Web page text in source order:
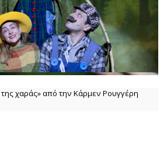
της χαράς» από την Κάρμεν Ρουγγέρη